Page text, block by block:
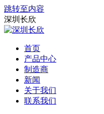
跳转至内容
深圳长欣
首页
产品中心
制造商
新闻
关于我们
联系我们